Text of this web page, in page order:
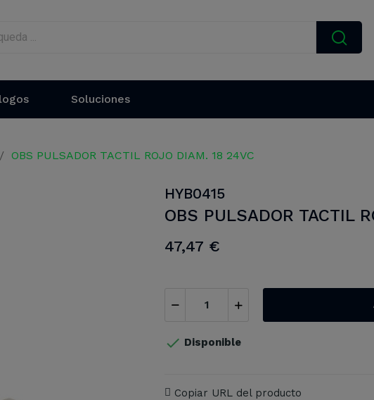
Soluciones
OBS PULSADOR TACTIL ROJO DIAM. 18 24VC
HYB0415
OBS PULSADOR TACTIL
47,47 €
 Disponible
Copiar URL del producto